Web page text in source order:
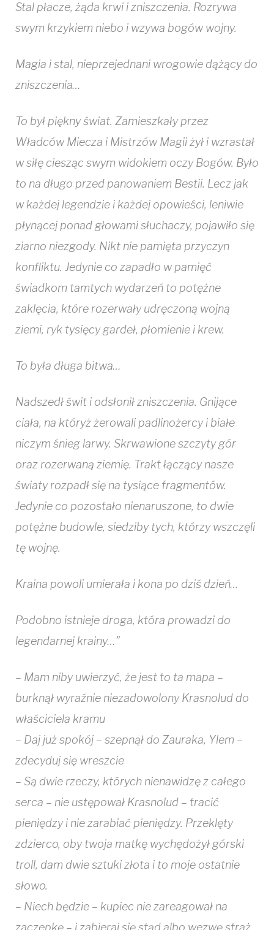
Stal płacze, żąda krwi i zniszczenia. Rozrywa
swym krzykiem niebo i wzywa bogów wojny.
Magia i stal, nieprzejednani wrogowie dążący do
zniszczenia…
To był piękny świat. Zamieszkały przez
Władców Miecza i Mistrzów Magii żył i wzrastał
w siłę ciesząc swym widokiem oczy Bogów. Było
to na długo przed panowaniem Bestii. Lecz jak
w każdej legendzie i każdej opowieści, leniwie
płynącej ponad głowami słuchaczy, pojawiło się
ziarno niezgody. Nikt nie pamięta przyczyn
konfliktu. Jedynie co zapadło w pamięć
świadkom tamtych wydarzeń to potężne
zaklęcia, które rozerwały udręczoną wojną
ziemi, ryk tysięcy gardeł, płomienie i krew.
To była długa bitwa…
Nadszedł świt i odsłonił zniszczenia. Gnijące
ciała, na któryż żerowali padlinożercy i białe
niczym śnieg larwy. Skrwawione szczyty gór
oraz rozerwaną ziemię. Trakt łączący nasze
światy rozpadł się na tysiące fragmentów.
Jedynie co pozostało nienaruszone, to dwie
potężne budowle, siedziby tych, którzy wszczęli
tę wojnę.
Kraina powoli umierała i kona po dziś dzień…
Podobno istnieje droga, która prowadzi do
legendarnej krainy…”
– Mam niby uwierzyć, że jest to ta mapa –
burknął wyraźnie niezadowolony Krasnolud do
właściciela kramu
– Daj już spokój – szepnął do Zauraka, Ylem –
zdecyduj się wreszcie
– Są dwie rzeczy, których nienawidzę z całego
serca – nie ustępował Krasnolud – tracić
pieniędzy i nie zarabiać pieniędzy. Przeklęty
zdzierco, oby twoja matkę wychędożył górski
troll, dam dwie sztuki złota i to moje ostatnie
słowo.
– Niech będzie – kupiec nie zareagował na
zaczepkę – i zabieraj się stąd albo wezwę straż.